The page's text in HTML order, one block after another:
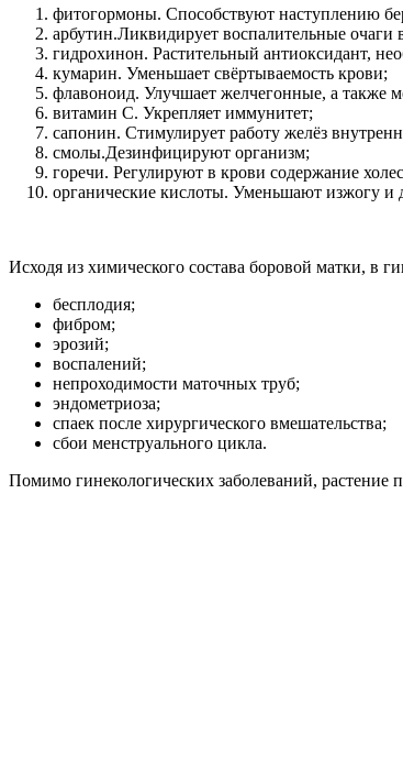
фитогормоны. Способствуют наступлению
арбутин.Ликвидирует воспалительные очаги
гидрохинон. Растительный антиоксидант,
кумарин. Уменьшает свёртываемость крови;
флавоноид. Улучшает желчегонные, а также
витамин С. Укрепляет иммунитет;
сапонин. Стимулирует работу желёз
смолы.Дезинфицируют организм;
горечи. Регулируют в крови содержание
органические кислоты. Уменьшают изжогу и
Исходя из химического состава боровой матки, в
бесплодия;
фибром;
эрозий;
воспалений;
непроходимости маточных труб;
эндометриоза;
спаек после хирургического вмешательства;
сбои менструального цикла.
Помимо гинекологических заболеваний,